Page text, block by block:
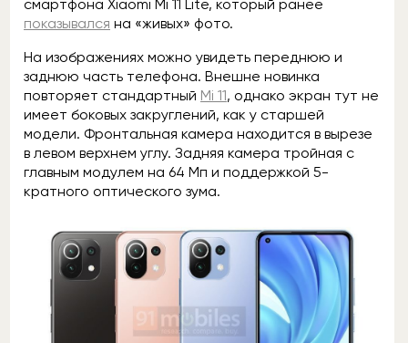
смартфона Xiaomi Mi 11 Lite, который ранее
показывался на «живых» фото.
На изображениях можно увидеть переднюю и
заднюю часть телефона. Внешне новинка
повторяет стандартный Mi 11, однако экран тут не
имеет боковых закруглений, как у старшей
модели. Фронтальная камера находится в вырезе
в левом верхнем углу. Задняя камера тройная с
главным модулем на 64 Мп и поддержкой 5-
кратного оптического зума.